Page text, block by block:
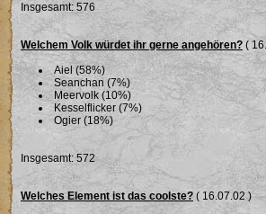
Insgesamt: 576
Welchem Volk würdet ihr gerne angehören? (
Aiel (58%)
Seanchan (7%)
Meervolk (10%)
Kesselflicker (7%)
Ogier (18%)
Insgesamt: 572
Welches Element ist das coolste?( 16.07.02 )